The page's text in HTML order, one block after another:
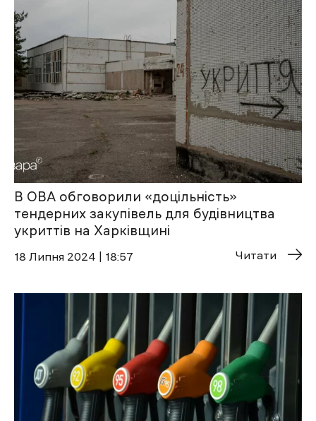
В ОВА обговорили «доцільність»
тендерних закупівель для будівництва
укриттів на Харківщині
18 Липня 2024 | 18:57 Читати